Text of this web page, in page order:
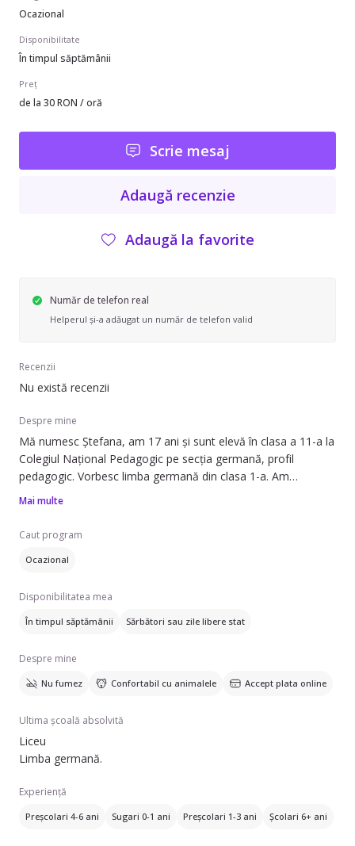
Ocazional
Disponibilitate
În timpul săptămânii
Preț
de la 30 RON / oră
Scrie mesaj
Adaugă recenzie
Adaugă la favorite
Număr de telefon real
Helperul și-a adăugat un număr de telefon valid
Recenzii
Nu există recenzii
Despre mine
Mă numesc Ștefana, am 17 ani și sunt elevă în clasa a 11-a la
Colegiul Național Pedagogic pe secția germană, profil
pedagogic. Vorbesc limba germană din clasa 1-a. Am
experiență cu copiii, deoarece părinții îi lăsau mereu pe frații
un profil pedagogic, ca pe viitor să pot deveni un cadru
didactic. Pe parcurs, am făcut meditații cu copii la limba
germană. Sunt o fire răbdătoare, calmă și descurcăreață.
Mai multe
Caut program
Ocazional
Disponibilitatea mea
În timpul săptămânii Sărbători sau zile libere stat
Despre mine
Nu fumez Confortabil cu animalele Accept plata online
Ultima școală absolvită
Liceu
Limba germană.
Experiență
Preșcolari 4-6 ani Sugari 0-1 ani Preșcolari 1-3 ani Școlari 6+ ani